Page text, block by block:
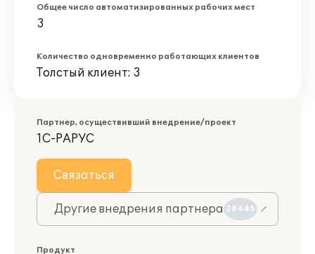
Общее число автоматизированных рабочих мест
3
Количество одновременно работающих клиентов
Толстый клиент: 3
Партнер, осуществивший внедрение/проект
1С-РАРУС
Связаться
Другие внедрения партнера 28445
Продукт